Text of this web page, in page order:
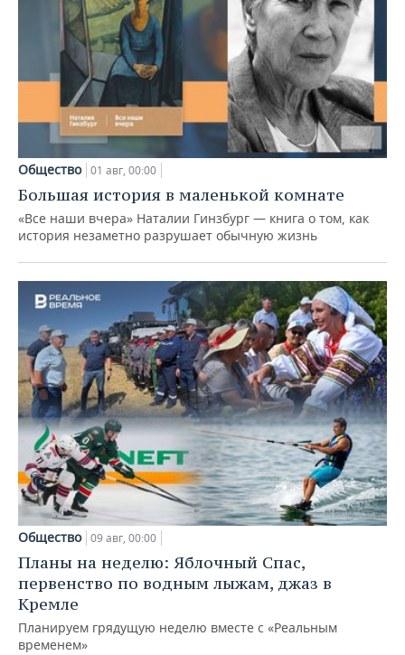
Общество 01 авг, 00:00
Большая история в маленькой комнате
«Все наши вчера» Наталии Гинзбург — книга о том, как
история незаметно разрушает обычную жизнь
Общество 09 авг, 00:00
Планы на неделю: Яблочный Спас,
первенство по водным лыжам, джаз в
Кремле
Планируем грядущую неделю вместе с «Реальным
временем»